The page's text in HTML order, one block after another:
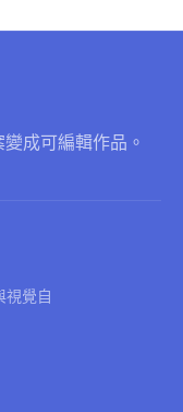
成可編輯作品。
視覺自